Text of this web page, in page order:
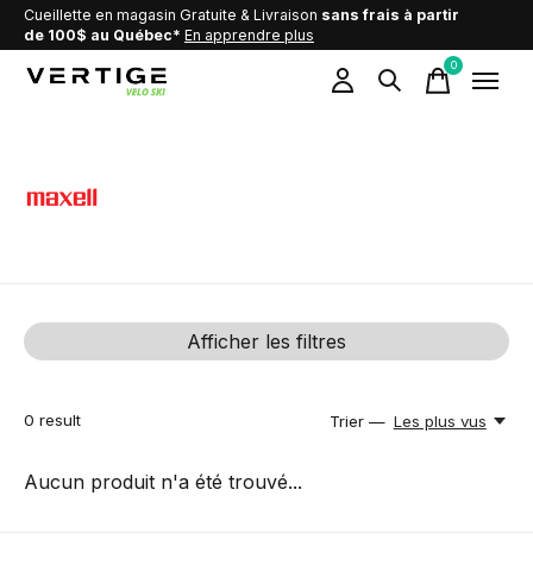
Cueillette en magasin Gratuite & Livraison sans frais à partir
de 100$ au Québec* En apprendre plus
0items
Maxell
Afficher les filtres
0 result Trier — Les plus vus
Aucun produit n'a été trouvé...